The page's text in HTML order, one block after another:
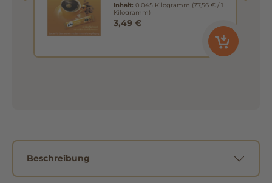
Inhalt: 0.045 Kilogramm (77,56 € / 1
Kilogramm)
3,49 €
Beschreibung